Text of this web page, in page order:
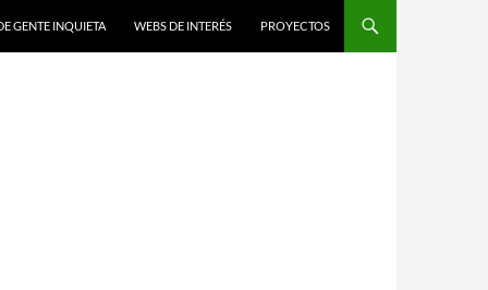
GENTE INQUIETA WEBS DE INTERÉS PROYECTOS